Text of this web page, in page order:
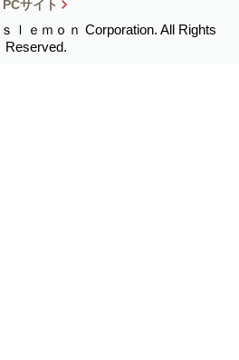
PCサイト
ｌｅｍｏｎ Corporation. All Rights
Reserved.